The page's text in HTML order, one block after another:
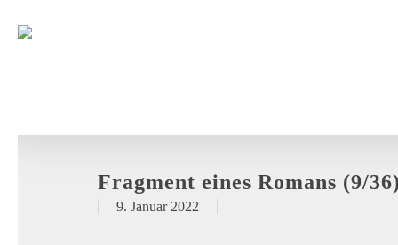
Fragment eines Romans (9/
9. Januar 2022